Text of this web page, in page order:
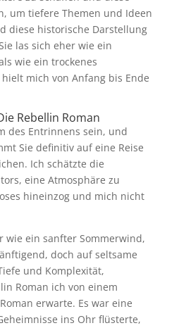
um tiefere Themen und Ideen
diese historische Darstellung
las sich eher wie ein
wie ein trockenes
mich von Anfang bis Ende
Rebellin Roman
des Entrinnens sein, und
Sie definitiv auf eine Reise
Ich schätzte die
eine Atmosphäre zu
hineinzog und mich nicht
wie ein sanfter Sommerwind,
doch auf seltsame
und Komplexität,
Roman ich von einem
erwarte. Es war eine
ins Ohr flüsterte,